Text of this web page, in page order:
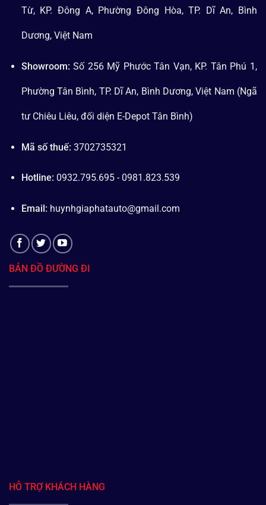
Từ, KP. Đông A, Phường Đông Hòa, TP. Dĩ An, Bình
Dương, Việt Nam
Showroom: Số 256 Mỹ Phước Tân Vạn, KP. Tân Phú 1,
Phường Tân Bình, TP. Dĩ An, Bình Dương, Việt Nam (Ngã
tư Chiêu Liêu, đối diện E-Depot Tân Bình)
Mã số thuế: 3702735321
Hotline: 0932.795.695 - 0981.823.539
Email: huynhgiaphatauto@gmail.com
BẢN ĐỒ ĐƯỜNG ĐI
HỖ TRỢ KHÁCH HÀNG